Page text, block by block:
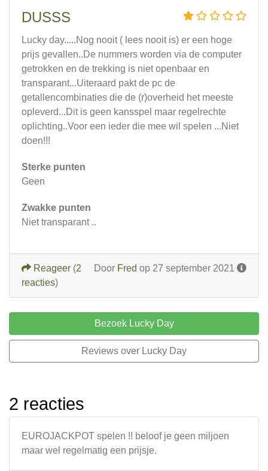
DUSSS
Lucky day.....Nog nooit ( lees nooit is) er een hoge
prijs gevallen..De nummers worden via de computer
getrokken en de trekking is niet openbaar en
transparant...Uiteraard pakt de pc de
getallencombinaties die de (r)overheid het meeste
opleverd...Dit is geen kansspel maar regelrechte
oplichting..Voor een ieder die mee wil spelen ...Niet
doen!!!
Sterke punten
Geen
Zwakke punten
Niet transparant ..
Door Fred op 27 september 2021
Reageer (2
reacties)
Bezoek Lucky Day
Reviews over Lucky Day
2 reacties
EUROJACKPOT spelen !! beloof je geen miljoen
maar wel regelmatig een prijsje.